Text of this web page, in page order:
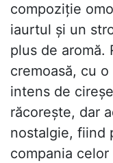
compoziție
iaurtul și un
plus de aromă.
cremoasă, cu
intens de
răcorește, dar
nostalgie, fiind
compania celor